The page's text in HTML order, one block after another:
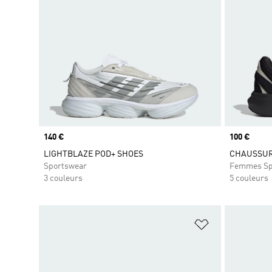
Prix
140 €
LIGHTBLAZE POD+ SHOES
Sportswear
3 couleurs
Prix
100 €
Femmes
5 couleurs